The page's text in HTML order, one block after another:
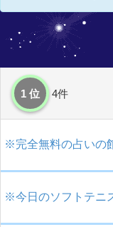
1 位 4件
※完全無料の占いの
※今日のソフトテニ